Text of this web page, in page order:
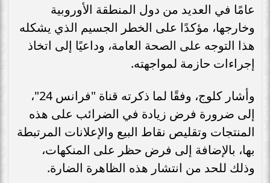
عامًا في العديد من دول المنطقة الأوروبية
وخارجها، مؤكدًا على الخطر الجسيم الذي يشكله
هذا التوجه على الصحة العامة، وداعيًا إلى اتخاذ
إجراءات حازمة لمواجهته.
وأشار كلوج، وفقًا لما ذكرته قناة "فرانس 24"،
إلى ضرورة فرض زيادة في الضرائب على هذه
المنتجات وتقليص نقاط البيع والإعلانات المرتبطة
بها، بالإضافة إلى فرض حظر على المنكهات،
وذلك للحد من انتشار هذه الظاهرة الضارة.